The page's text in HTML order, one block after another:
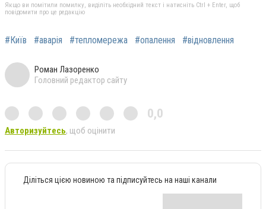
Якщо ви помітили помилку, виділіть необхідний текст і натисніть Ctrl + Enter, щоб
повідомити про це редакцію
#Київ #аварія #тепломережа #опалення #відновлення
Роман Лазоренко
Головний редактор сайту
0,0
Авторизуйтесь, щоб оцінити
Діліться цією новиною та підписуйтесь на наші канали